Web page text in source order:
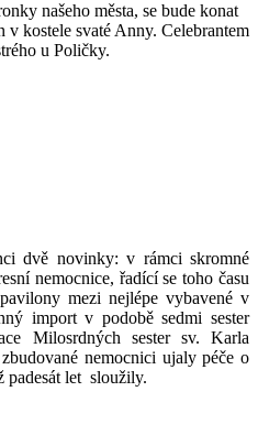
našeho města, se bude konat
kostele svaté Anny. Celebrantem
u Poličky.
dvě novinky: v rámci skromné
nemocnice, řadící se toho času
mezi nejlépe vybavené v
import v podobě sedmi sester
Milosrdných sester sv. Karla
nemocnici ujaly péče o
padesát let sloužily.